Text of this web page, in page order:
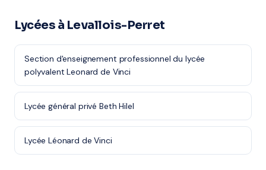
Lycées à Levallois-Perret
Section d'enseignement professionnel du lycée
polyvalent Leonard de Vinci
Lycée général privé Beth Hilel
Lycée Léonard de Vinci